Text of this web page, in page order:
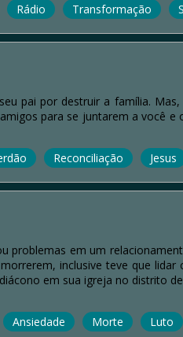
Rádio Transformação
pai por destruir a família.
para se juntarem a você
Reconciliação Jesus
problemas em um
inclusive teve que
em sua igreja no distrito
Ansiedade Morte Luto